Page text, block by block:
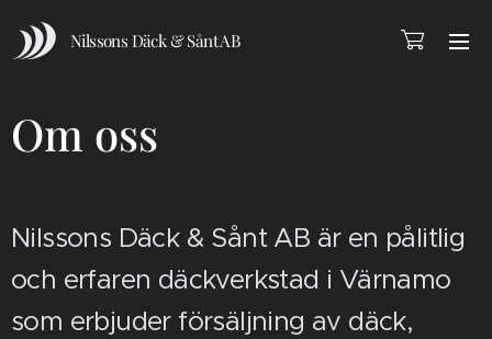
Nilssons Däck & Sånt AB
Om oss
Nilssons Däck & Sånt AB är en pålitlig
och erfaren däckverkstad i Värnamo
som erbjuder försäljning av däck,